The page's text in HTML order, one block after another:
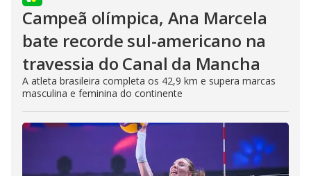
Campeã olímpica, Ana Marcela
bate recorde sul-americano na
travessia do Canal da Mancha
A atleta brasileira completa os 42,9 km e supera marcas
masculina e feminina do continente